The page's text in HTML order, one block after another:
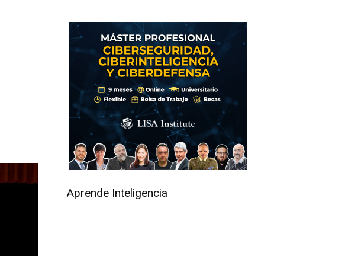
Aprende Inteligencia